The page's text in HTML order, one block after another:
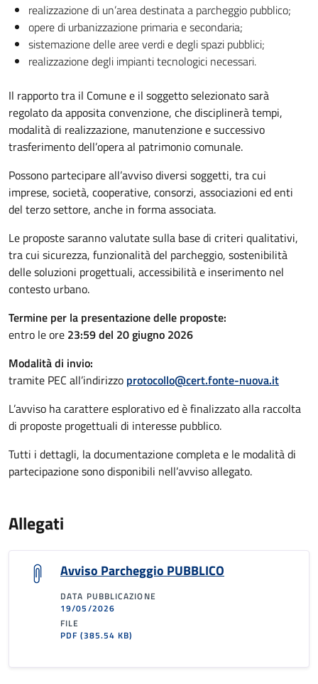
realizzazione di un’area destinata a parcheggio pubblico;
opere di urbanizzazione primaria e secondaria;
sistemazione delle aree verdi e degli spazi pubblici;
realizzazione degli impianti tecnologici necessari.
Il rapporto tra il Comune e il soggetto selezionato sarà
regolato da apposita convenzione, che disciplinerà tempi,
modalità di realizzazione, manutenzione e successivo
trasferimento dell’opera al patrimonio comunale.
Possono partecipare all’avviso diversi soggetti, tra cui
imprese, società, cooperative, consorzi, associazioni ed enti
del terzo settore, anche in forma associata.
Le proposte saranno valutate sulla base di criteri qualitativi,
tra cui sicurezza, funzionalità del parcheggio, sostenibilità
delle soluzioni progettuali, accessibilità e inserimento nel
contesto urbano.
Termine per la presentazione delle proposte:
entro le ore 23:59 del 20 giugno 2026
Modalità di invio:
tramite PEC all’indirizzo protocollo@cert.fonte-nuova.it
L’avviso ha carattere esplorativo ed è finalizzato alla raccolta
di proposte progettuali di interesse pubblico.
Tutti i dettagli, la documentazione completa e le modalità di
partecipazione sono disponibili nell’avviso allegato.
Allegati
Avviso Parcheggio PUBBLICO
DATA PUBBLICAZIONE
19/05/2026
FILE
PDF(385.54 KB)